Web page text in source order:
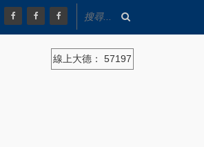
線上大德： 57197